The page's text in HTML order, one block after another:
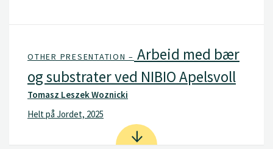
OTHER PRESENTATION – Arbeid med bær
og substrater ved NIBIO Apelsvoll
Tomasz Leszek Woznicki
Helt på Jordet, 2025